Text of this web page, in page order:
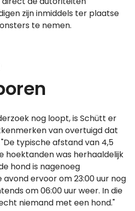
zijn inmiddels ter plaatse
te nemen.
nog loopt, is Schütt er
van overtuigd dat
typische afstand van 4,5
hoektanden was herhaaldelijk
hond is nagenoeg
avond ervoor om 23:00 uur nog
om 06:00 uur weer. In die
niemand met een hond."